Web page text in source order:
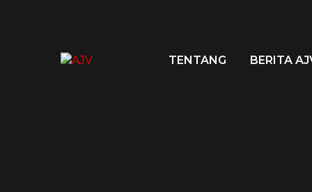
TENTANG BERITA